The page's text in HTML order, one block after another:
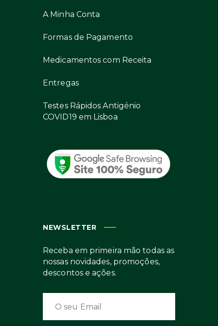
A Minha Conta
Formas de Pagamento
Medicamentos com Receita
Entregas
Testes Rápidos Antigénio
COVID19 em Lisboa
NEWSLETTER
Receba em primeira mão todas as
nossas novidades, promoções,
descontos e ações.